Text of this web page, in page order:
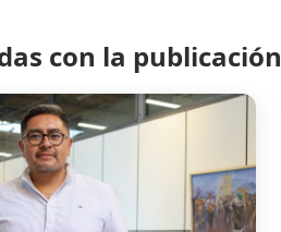
con la publicación